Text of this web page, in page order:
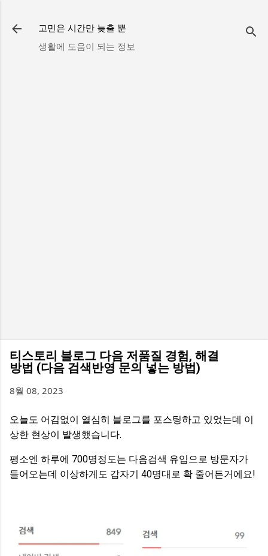
고민은 시간만 늦출 뿐
생활에 도움이 되는 정보
티스토리 블로그 다음 저품질 경험, 해결
방법 (다음 검색반영 문의 넣는 방법)
8월 08, 2023
오늘도 어김없이 열심히 블로그를 포스팅하고 있었는데 이
상한 현상이 발생했습니다.
평소엔 하루에 700명정도는 다음검색 유입으로 방문자가
들어오는데 이상하게도 갑자기 40명대로 확 줄어든거에요!